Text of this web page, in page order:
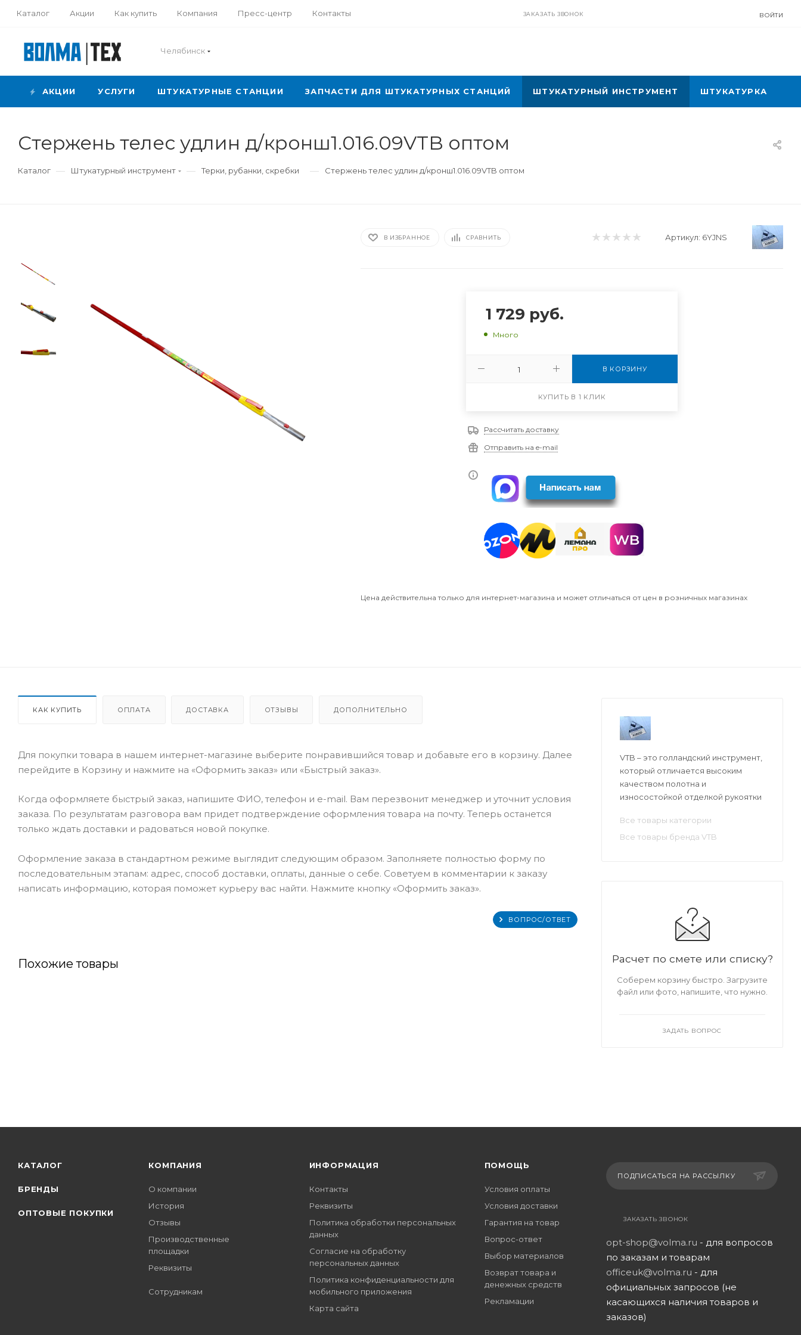
Каталог Акции Как купить Компания Пресс-центр Контакты ЗАКАЗАТЬ ЗВОНОК ВОЙТИ
Челябинск
АКЦИИ УСЛУГИ ШТУКАТУРНЫЕ СТАНЦИИ ЗАПЧАСТИ ДЛЯ ШТУКАТУРНЫХ СТАНЦИЙ ШТУКАТУРНЫЙ ИНСТРУМЕНТ ШТУКАТУРКА
Стержень телес удлин д/кронш1.016.09VTB оптом
Каталог — Штукатурный инструмент — Терки, рубанки, скребки — Стержень телес удлин д/кронш1.016.09VTB оптом
В ИЗБРАННОЕ СРАВНИТЬ Артикул: 6YJNS
1 729 руб.
Много
В КОРЗИНУ
КУПИТЬ В 1 КЛИК
Рассчитать доставку
Отправить на e-mail
Цена действительна только для интернет-магазина и может отличаться от цен в розничных магазинах
КАК КУПИТЬ ОПЛАТА ДОСТАВКА ОТЗЫВЫ ДОПОЛНИТЕЛЬНО
Для покупки товара в нашем интернет-магазине выберите понравившийся товар и добавьте его в корзину. Далее
перейдите в Корзину и нажмите на «Оформить заказ» или «Быстрый заказ».
Когда оформляете быстрый заказ, напишите ФИО, телефон и e-mail. Вам перезвонит менеджер и уточнит условия
заказа. По результатам разговора вам придет подтверждение оформления товара на почту. Теперь останется
только ждать доставки и радоваться новой покупке.
Оформление заказа в стандартном режиме выглядит следующим образом. Заполняете полностью форму по
последовательным этапам: адрес, способ доставки, оплаты, данные о себе. Советуем в комментарии к заказу
написать информацию, которая поможет курьеру вас найти. Нажмите кнопку «Оформить заказ».
ВОПРОС/ОТВЕТ
Похожие товары
VTB – это голландский инструмент,
который отличается высоким
качеством полотна и
износостойкой отделкой рукоятки
Все товары категории
Все товары бренда VTB
Расчет по смете или списку?
Соберем корзину быстро. Загрузите
файл или фото, напишите, что нужно.
ЗАДАТЬ ВОПРОС
КАТАЛОГ
БРЕНДЫ
ОПТОВЫЕ ПОКУПКИ
КОМПАНИЯ
О компании
История
Отзывы
Производственные
площадки
Реквизиты
Сотрудникам
ИНФОРМАЦИЯ
Контакты
Реквизиты
Политика обработки персональных
данных
Согласие на обработку
персональных данных
Политика конфиденциальности для
мобильного приложения
Карта сайта
ПОМОЩЬ
Условия оплаты
Условия доставки
Гарантия на товар
Вопрос-ответ
Выбор материалов
Возврат товара и
денежных средств
Рекламации
ПОДПИСАТЬСЯ НА РАССЫЛКУ
ЗАКАЗАТЬ ЗВОНОК
opt-shop@volma.ru - для вопросов
по заказам и товарам
officeuk@volma.ru - для
официальных запросов (не
касающихся наличия товаров и
заказов)